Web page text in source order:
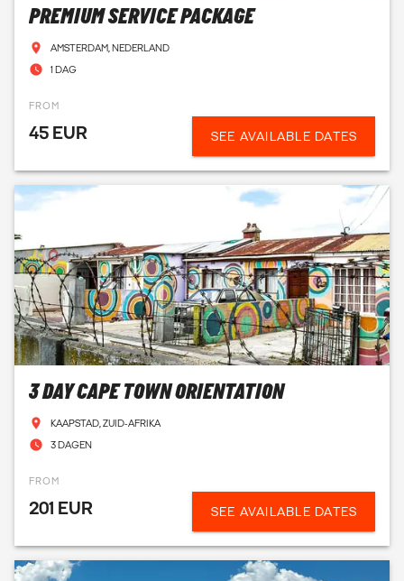
PREMIUM SERVICE PACKAGE
AMSTERDAM, NEDERLAND
1 DAG
FROM
45 EUR SEE AVAILABLE DATES
3 DAY CAPE TOWN ORIENTATION
KAAPSTAD, ZUID-AFRIKA
3 DAGEN
FROM
201 EUR SEE AVAILABLE DATES